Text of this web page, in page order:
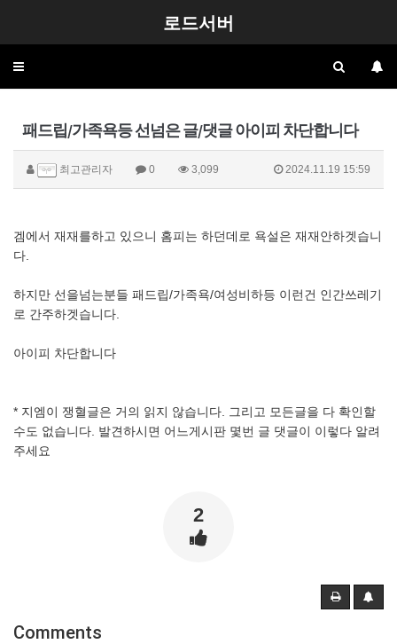
로드서버
Toggle
패드립/가족욕등 선넘은 글/댓글 아이피 차단합니다
최고관리자 0 3,099 2024.11.19 15:59
겜에서 재재를하고 있으니 홈피는 하던데로 욕설은 재재안하겟습니
다.
하지만 선을넘는분들 패드립/가족욕/여성비하등 이런건 인간쓰레기
로 간주하겟습니다.
아이피 차단합니다
* 지엠이 쟁혈글은 거의 읽지 않습니다. 그리고 모든글을 다 확인할
수도 없습니다. 발견하시면 어느게시판 몇번 글 댓글이 이렇다 알려
주세요
2
Comments